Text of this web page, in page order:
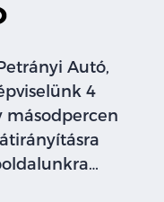
Autó,
4
másodpercen